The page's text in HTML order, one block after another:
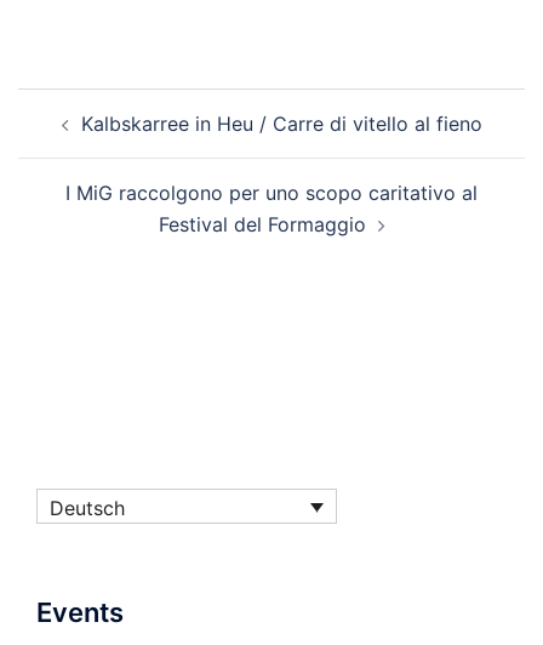
Kalbskarree in Heu / Carre di vitello al fieno
I MiG raccolgono per uno scopo caritativo al
Festival del Formaggio
Deutsch
Events